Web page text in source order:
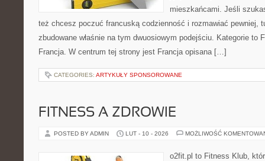
mieszkańcami. Jeśli
też chcesz poczuć francuską codzienność i rozmawiać pewniej,
zbudowane właśnie na tym dwuosiowym podejściu. Kategorie to
Francja. W centrum tej strony jest Francja opisana […]
CATEGORIES: ARTYKUŁY SPONSOROWANE
FITNESS A ZDROWIE
POSTED BY ADMIN LUT - 10 - 2026 MOŻLIWOŚĆ
o2fit.pl to Fitness Klub,